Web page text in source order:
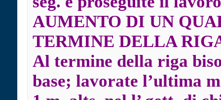
AUMENTO DI UN
TERMINE DELLA
Al termine della riga
base; lavorate l’ultima